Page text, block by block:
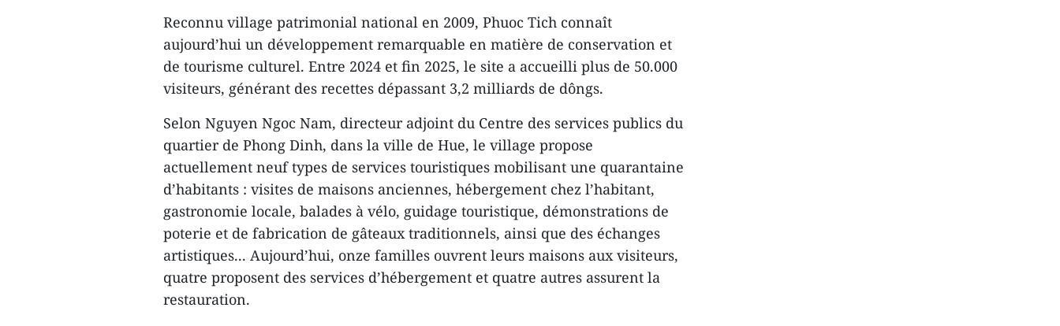
Reconnu village patrimonial national en 2009, Phuoc Tich connaît
aujourd’hui un développement remarquable en matière de conservation et
de tourisme culturel. Entre 2024 et fin 2025, le site a accueilli plus de 50.000
visiteurs, générant des recettes dépassant 3,2 milliards de dôngs.
Selon Nguyen Ngoc Nam, directeur adjoint du Centre des services publics du
quartier de Phong Dinh, dans la ville de Hue, le village propose
actuellement neuf types de services touristiques mobilisant une quarantaine
d’habitants : visites de maisons anciennes, hébergement chez l’habitant,
gastronomie locale, balades à vélo, guidage touristique, démonstrations de
poterie et de fabrication de gâteaux traditionnels, ainsi que des échanges
artistiques... Aujourd’hui, onze familles ouvrent leurs maisons aux visiteurs,
quatre proposent des services d’hébergement et quatre autres assurent la
restauration.